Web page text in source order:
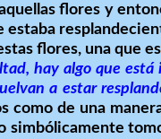
flores y
estaba
flores, una que
hay algo que está
a estar
como de una
simbólicamente